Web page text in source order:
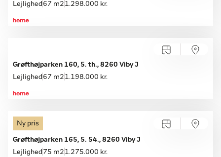
Lejlighed 67 m2 1.298.000 kr.
Grøfthøjparken 160, 5. th., 8260 Viby J
Lejlighed 67 m2 1.198.000 kr.
Ny pris
Grøfthøjparken 165, 5. 54., 8260 Viby J
Lejlighed 75 m2 1.275.000 kr.